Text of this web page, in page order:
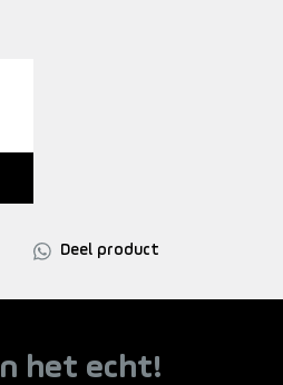
Deel product
het echt!